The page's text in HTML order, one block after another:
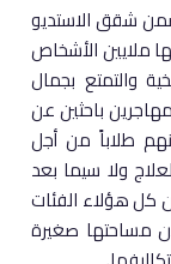
شقق الاستديو
ملايين الأشخاص
والتمتع بجمال
باحثين عن
طلاباً من أجل
ولا سيما بعد
كل هؤلاء الفئات
مساحتها صغيرة